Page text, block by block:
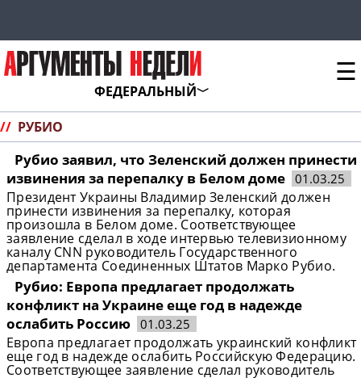
ФЕДЕРАЛЬНЫЙ
☰
// РУБИО
Рубио заявил, что Зеленский должен принести
извинения за перепалку в Белом доме 01.03.25
Президент Украины Владимир Зеленский должен
принести извинения за перепалку, которая
произошла в Белом доме. Соответствующее
заявление сделал в ходе интервью телевизионному
каналу CNN руководитель Государственного
департамента Соединенных Штатов Марко Рубио.
Рубио: Европа предлагает продолжать
конфликт на Украине еще год в надежде
ослабить Россию 01.03.25
Европа предлагает продолжать украинский конфликт
еще год в надежде ослабить Российскую Федерацию.
Соответствующее заявление сделал руководитель